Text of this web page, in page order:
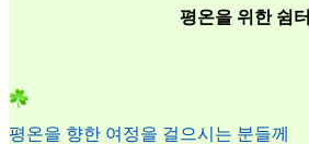
평온을 위한 쉼터
평온을 향한 여정을 걸으시는 분들께